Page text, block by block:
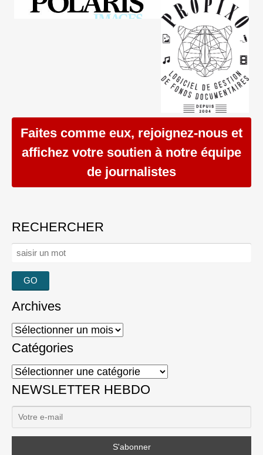
Faites comme eux, rejoignez-nous et
affichez votre soutien à notre équipe
de journalistes
RECHERCHER
Rechercher :
Archives
Archives
Catégories
Catégories
NEWSLETTER HEBDO